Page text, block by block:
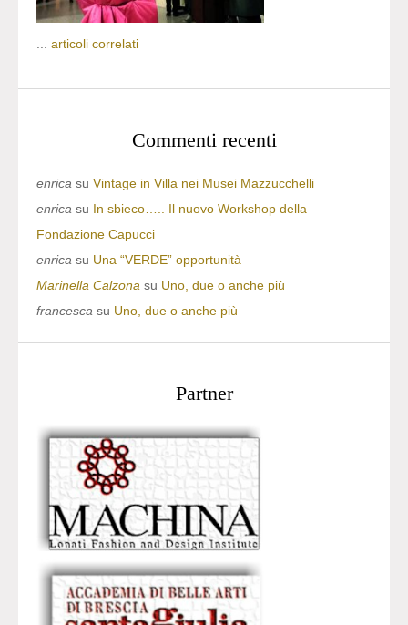
articoli correlati
Commenti recenti
enrica su Vintage in Villa nei Musei Mazzucchelli
enrica su In sbieco….. Il nuovo Workshop della
Fondazione Capucci
enrica su Una “VERDE” opportunità
Marinella Calzona su Uno, due o anche più
francesca su Uno, due o anche più
Partner